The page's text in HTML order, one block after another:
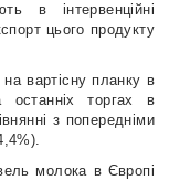
в інтервенційні
цього продукту
на вартісну планку в
останніх торгах в
з попередніми
молока в Європі